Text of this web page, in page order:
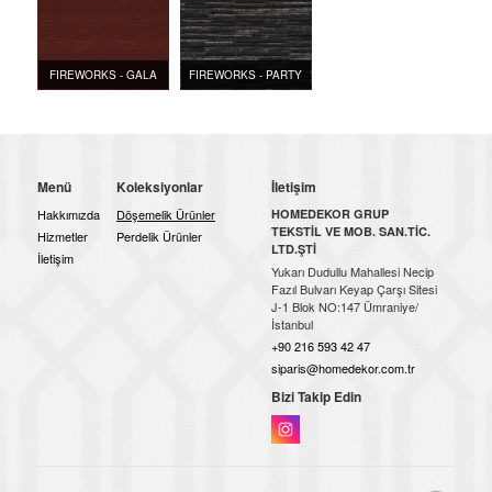
FIREWORKS - GALA FIREWORKS - PARTY
Menü
Hakkımızda
Hizmetler
İletişim
Koleksiyonlar
Döşemelik Ürünler
Perdelik Ürünler
İletişim
HOMEDEKOR GRUP
TEKSTİL VE MOB. SAN.TİC.
LTD.ŞTİ
Yukarı Dudullu Mahallesi Necip
Fazıl Bulvarı Keyap Çarşı Sitesi
J-1 Blok NO:147 Ümraniye/
İstanbul
+90 216 593 42 47
siparis@homedekor.com.tr
Bizi Takip Edin